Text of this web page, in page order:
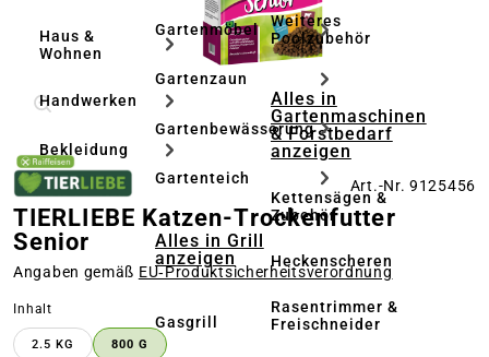
Haus &
Wohnen
Handwerken
Bekleidung
Gartenmöbel
Gartenzaun
Gartenbewässerung
Gartenteich
Alles in Grill
anzeigen
Gasgrill
Weiteres
Poolzubehör
Alles in
Gartenmaschinen
& Forstbedarf
anzeigen
Kettensägen &
Zubehör
Heckenscheren
Rasentrimmer &
Freischneider
Art.-Nr. 9125456
TIERLIEBE Katzen-Trockenfutter
Senior
Angaben gemäß EU‑Produktsicherheitsverordnung
Inhalt
2.5 KG 800 G